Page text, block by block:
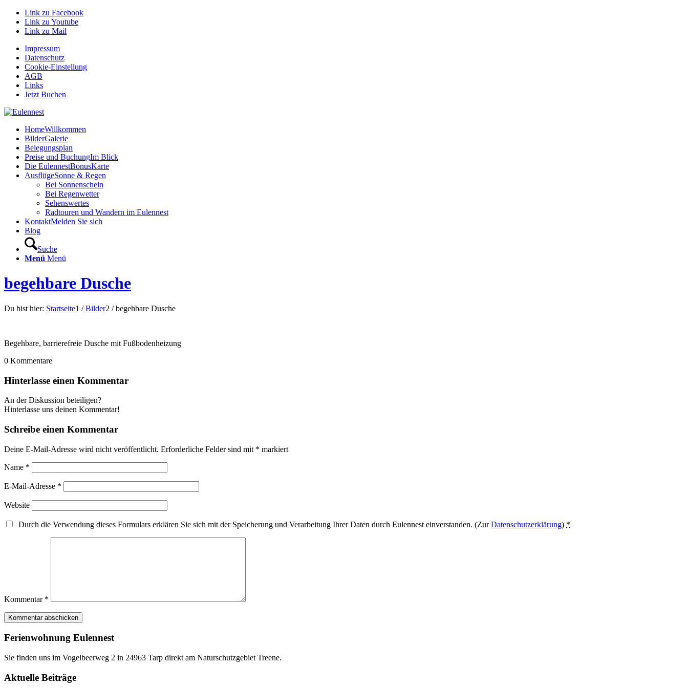
Link zu Facebook
Link zu Youtube
Link zu Mail
Impressum
Datenschutz
Cookie-Einstellung
AGB
Links
Jetzt Buchen
HomeWillkommen
BilderGalerie
Belegungsplan
Preise und BuchungIm Blick
Die EulennestBonusKarte
AusflügeSonne & Regen
Bei Sonnenschein
Bei Regenwetter
Sehenswertes
Radtouren und Wandern im Eulennest
KontaktMelden Sie sich
Blog
Suche
Menü Menü
begehbare Dusche
Du bist hier: Startseite1 / Bilder2 / begehbare Dusche
Begehbare, barrierefreie Dusche mit Fußbodenheizung
0 Kommentare
Hinterlasse einen Kommentar
An der Diskussion beteiligen?
Hinterlasse uns deinen Kommentar!
Schreibe einen Kommentar
Deine E-Mail-Adresse wird nicht veröffentlicht. Erforderliche Felder sind mit * markiert
Name *
E-Mail-Adresse *
Website
Durch die Verwendung dieses Formulars erklären Sie sich mit der Speicherung und Verarbeitung Ihrer Daten durch Eulennest einverstanden. (ZurDatenschutzerklärung) *
Kommentar *
Ferienwohnung Eulennest
Sie finden uns im Vogelbeerweg 2 in 24963 Tarp direkt am Naturschutzgebiet Treene.
Aktuelle Beiträge